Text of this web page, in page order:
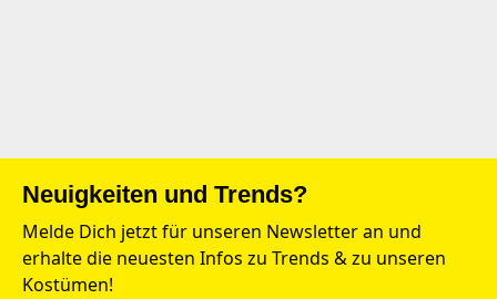
Neuigkeiten und Trends?
Melde Dich jetzt für unseren Newsletter an und
erhalte die neuesten Infos zu Trends & zu unseren
Kostümen!